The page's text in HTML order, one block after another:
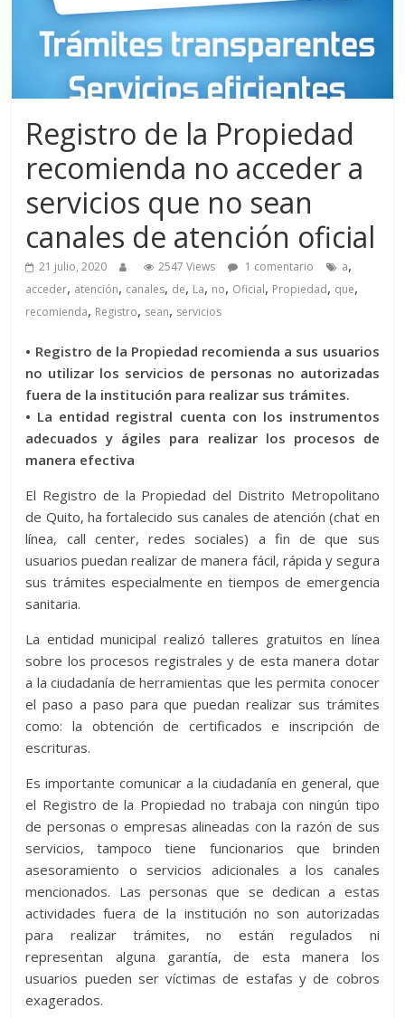
Registro de la Propiedad
recomienda no acceder a
servicios que no sean
canales de atención oficial
21 julio, 2020 2547 Views 1 comentario a,
acceder, atención, canales, de, La, no, Oficial, Propiedad, que,
recomienda, Registro, sean, servicios
• Registro de la Propiedad recomienda a sus usuarios
no utilizar los servicios de personas no autorizadas
fuera de la institución para realizar sus trámites.
• La entidad registral cuenta con los instrumentos
adecuados y ágiles para realizar los procesos de
manera efectiva
El Registro de la Propiedad del Distrito Metropolitano
de Quito, ha fortalecido sus canales de atención (chat en
línea, call center, redes sociales) a fin de que sus
usuarios puedan realizar de manera fácil, rápida y segura
sus trámites especialmente en tiempos de emergencia
sanitaria.
La entidad municipal realizó talleres gratuitos en línea
sobre los procesos registrales y de esta manera dotar
a la ciudadanía de herramientas que les permita conocer
el paso a paso para que puedan realizar sus trámites
como: la obtención de certificados e inscripción de
escrituras.
Es importante comunicar a la ciudadanía en general, que
el Registro de la Propiedad no trabaja con ningún tipo
de personas o empresas alineadas con la razón de sus
servicios, tampoco tiene funcionarios que brinden
asesoramiento o servicios adicionales a los canales
mencionados. Las personas que se dedican a estas
actividades fuera de la institución no son autorizadas
para realizar trámites, no están regulados ni
representan alguna garantía, de esta manera los
usuarios pueden ser víctimas de estafas y de cobros
exagerados.